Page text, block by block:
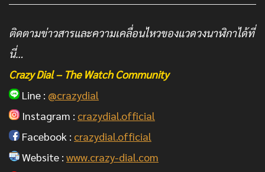
ติดตามข่าวสารและความเคลื่อนไหวของแวดวงนาฬิกาได้ที่
นี่…
Crazy Dial – The Watch Community
Line : @crazydial
Instagram : crazydial.official
Facebook : crazydial.official
Website : www.crazy-dial.com